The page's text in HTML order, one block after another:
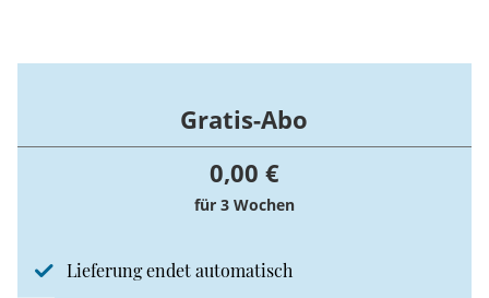
Gratis-Abo
0,00 €
für 3 Wochen
Lieferung endet automatisch